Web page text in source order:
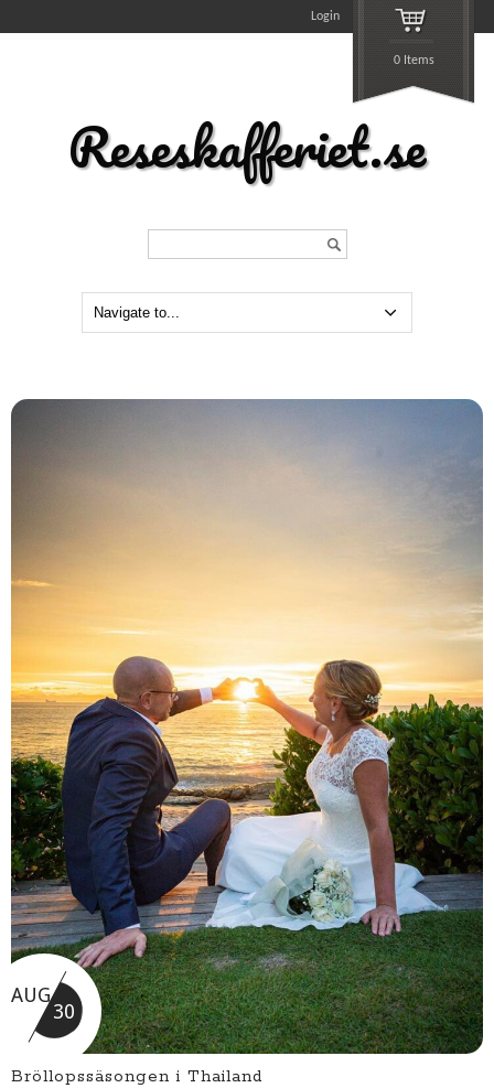
Login
0 Items
Reseskafferiet.se
AUG
30
Bröllopssäsongen i Thailand